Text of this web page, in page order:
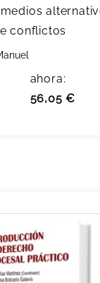
conflictos
ahora:
56,05 €